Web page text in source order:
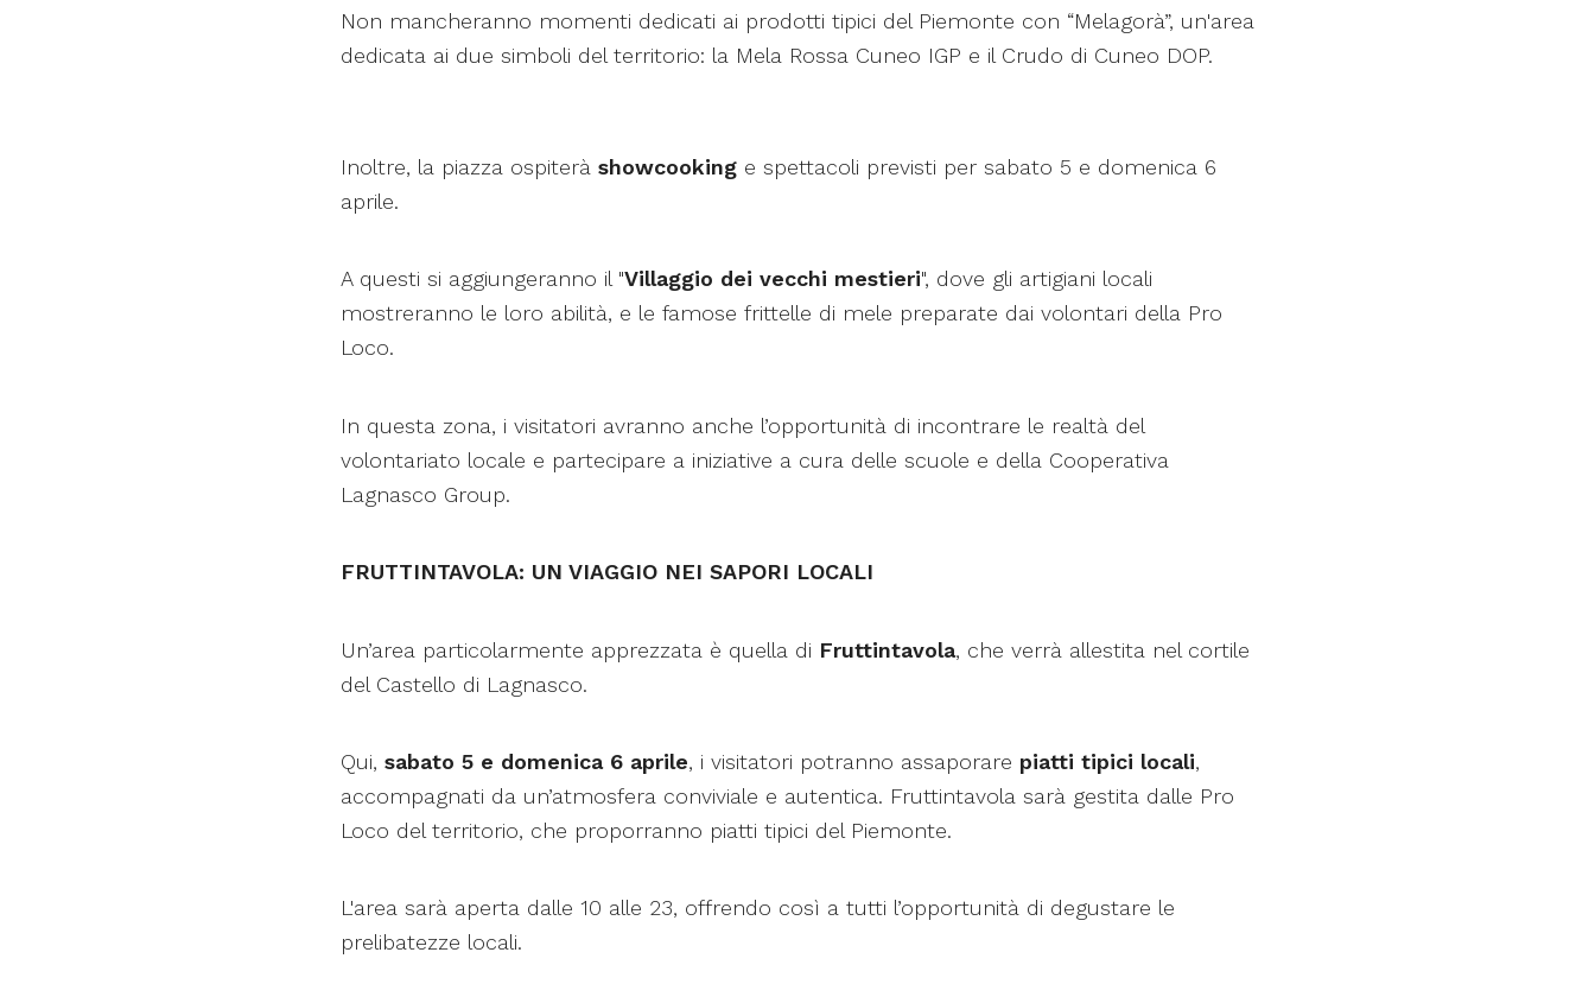
Non mancheranno momenti dedicati ai prodotti tipici del Piemonte con “Melagorà”, un'area
dedicata ai due simboli del territorio: la Mela Rossa Cuneo IGP e il Crudo di Cuneo DOP.
Inoltre, la piazza ospiterà showcooking e spettacoli previsti per sabato 5 e domenica 6
aprile.
A questi si aggiungeranno il "Villaggio dei vecchi mestieri", dove gli artigiani locali
mostreranno le loro abilità, e le famose frittelle di mele preparate dai volontari della Pro
Loco.
In questa zona, i visitatori avranno anche l’opportunità di incontrare le realtà del
volontariato locale e partecipare a iniziative a cura delle scuole e della Cooperativa
Lagnasco Group.
FRUTTINTAVOLA: UN VIAGGIO NEI SAPORI LOCALI
Un’area particolarmente apprezzata è quella di Fruttintavola, che verrà allestita nel cortile
del Castello di Lagnasco.
Qui, sabato 5 e domenica 6 aprile, i visitatori potranno assaporare piatti tipici locali,
accompagnati da un’atmosfera conviviale e autentica. Fruttintavola sarà gestita dalle Pro
Loco del territorio, che proporranno piatti tipici del Piemonte.
L'area sarà aperta dalle 10 alle 23, offrendo così a tutti l’opportunità di degustare le
prelibatezze locali.